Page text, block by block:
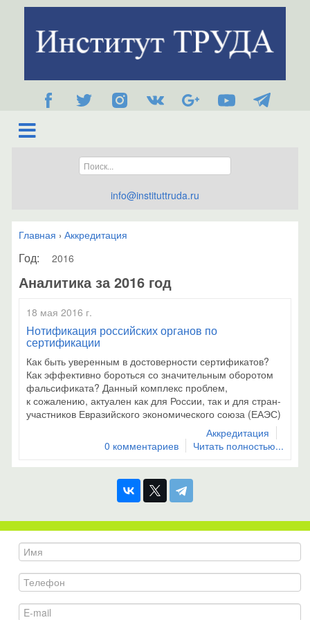
info@instituttruda.ru
Главная › Аккредитация
Год: 2016
Аналитика за 2016 год
18 мая 2016 г.
Нотификация российских органов по
сертификации
Как быть уверенным в достоверности сертификатов?
Как эффективно бороться со значительным оборотом
фальсификата? Данный комплекс проблем,
к сожалению, актуален как для России, так и для стран-
участников Евразийского экономического союза (ЕАЭС)
Аккредитация
0 комментариев
Читать полностью...